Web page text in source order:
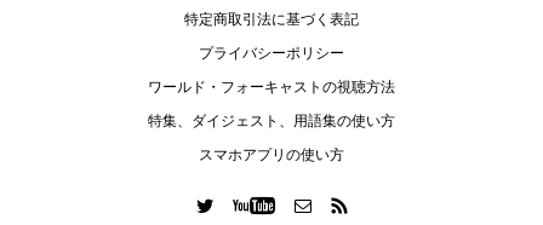
特定商取引法に基づく表記
プライバシーポリシー
ワールド・フォーキャストの視聴方法
特集、ダイジェスト、用語集の使い方
スマホアプリの使い方